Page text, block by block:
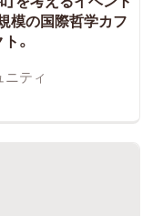
模の国際哲学カフ
。
ニティ